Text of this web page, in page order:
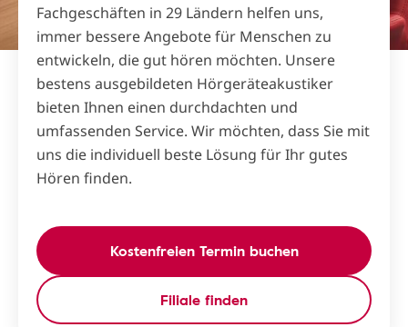
Fachgeschäften in 29 Ländern helfen uns,
immer bessere Angebote für Menschen zu
entwickeln, die gut hören möchten. Unsere
bestens ausgebildeten Hörgeräteakustiker
bieten Ihnen einen durchdachten und
umfassenden Service. Wir möchten, dass Sie mit
uns die individuell beste Lösung für Ihr gutes
Hören finden.
Kostenfreien Termin buchen
Filiale finden